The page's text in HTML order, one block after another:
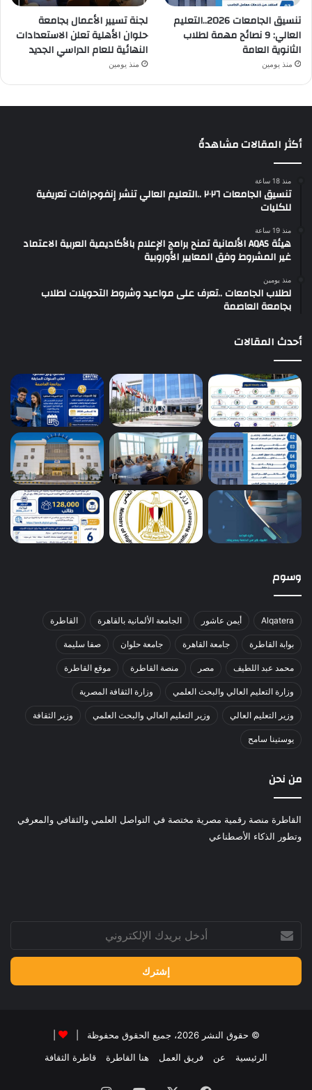
تنسيق الجامعات 2026..التعليم
العالي: 9 نصائح مهمة لطلاب
الثانوية العامة
منذ يومين
لجنة تسيير الأعمال بجامعة
حلوان الأهلية تعلن الاستعدادات
النهائية للعام الدراسي الجديد
منذ يومين
أكثر المقالات مشاهدةً
منذ 18 ساعة
تنسيق الجامعات ٢٠٢٦ ..التعليم العالي تنشر إنفوجرافات تعريفية
للكليات
منذ 19 ساعة
هيئة AQAS الألمانية تمنح برامج الإعلام بالأكاديمية العربية الاعتماد
غير المشروط وفق المعايير الأوروبية
منذ يومين
لطلاب الجامعات ..تعرف على مواعيد وشروط التحويلات لطلاب
بجامعة العاصمة
أحدث المقالات
وسوم
Alqatera أيمن عاشور الجامعة الألمانية بالقاهرة القاطرة
بوابة القاطرة جامعة القاهرة جامعة حلوان صفا سليمة
محمد عبد اللطيف مصر منصة القاطرة موقع القاطرة
وزارة التعليم العالي والبحث العلمي وزارة الثقافة المصرية
وزير التعليم العالي وزير التعليم العالي والبحث العلمي وزير الثقافة
يوستينا سامح
من نحن
القاطرة منصة رقمية مصرية مختصة في التواصل العلمي والثقافي والمعرفي
وتطور الذكاء الأصطناعي
بريدك
الإلكتروني
© حقوق النشر 2026، جميع الحقوق محفوظة |
الرئيسية
عن فريق العمل هنا القاطرة قاطرة الثقافة